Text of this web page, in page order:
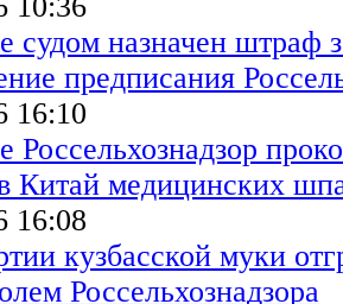
судом назначен штраф
предписания
16:10
Россельхознадзор
Китай медицинских
16:08
кузбасской муки
Россельхознадзора